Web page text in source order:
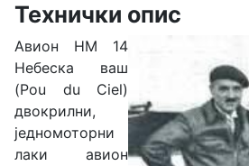
Технички опис
Авион HM 14
Небеска ваш
(Pou du Ciel)
двокрилни,
једномоторни
лаки авион